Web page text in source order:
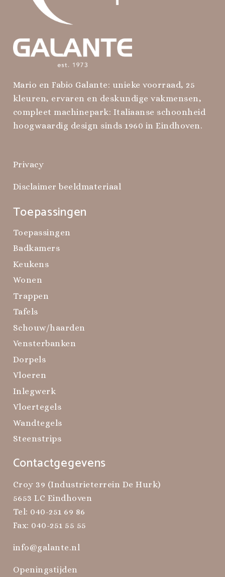
Mario en Fabio Galante: unieke voorraad, 25
kleuren, ervaren en deskundige vakmensen,
compleet machinepark: Italiaanse schoonheid
hoogwaardig design sinds 1960 in Eindhoven.
Privacy
Disclaimer beeldmateriaal
Toepassingen
Toepassingen
Badkamers
Keukens
Wonen
Trappen
Tafels
Schouw/haarden
Vensterbanken
Dorpels
Vloeren
Inlegwerk
Vloertegels
Wandtegels
Steenstrips
Contactgegevens
Croy 39 (Industrieterrein De Hurk)
5653 LC Eindhoven
Tel: 040-251 69 86
Fax: 040-251 55 55
info@galante.nl
Openingstijden